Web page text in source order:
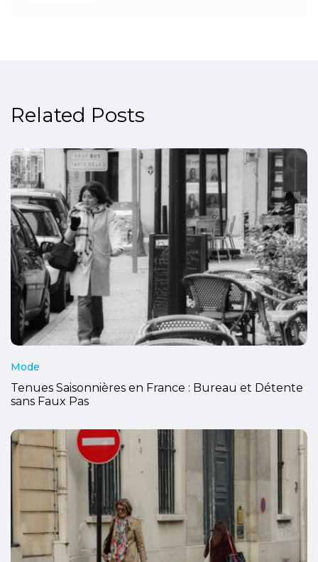
Related Posts
Mode
Tenues Saisonnières en France : Bureau et Détente
sans Faux Pas